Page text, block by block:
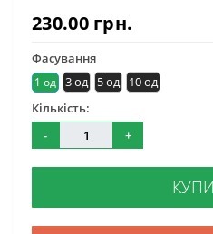
230.00 грн.
Фасування
1 од 3 од 5 од
10 од
Кількість:
-
+